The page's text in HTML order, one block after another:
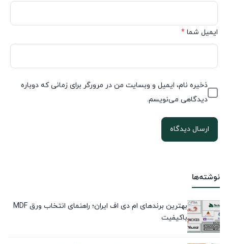
نوشته‌ها
بهترین برندهای ام دی اف ایران؛ راهنمای انتخاب ورق MDF
باکیفیت
ایمیل شما *
ذخیره نام، ایمیل و وبسایت من در مرورگر برای زمانی که دوباره
دیدگاهی می‌نویسم.